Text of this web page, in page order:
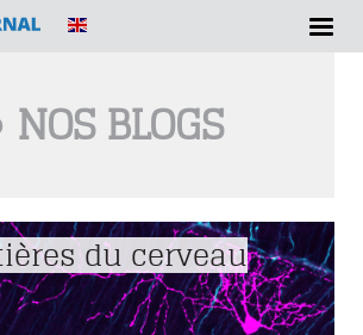
NOS BLOGS
du cerveau